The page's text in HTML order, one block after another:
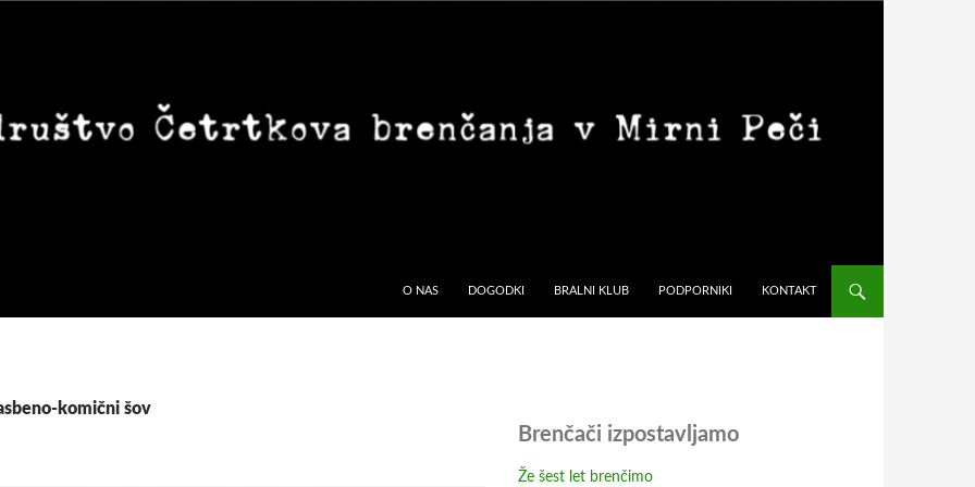
O NAS DOGODKI BRALNI KLUB PODPORNIKI KONTAKT
komični šov
Brenčači izpostavljamo
Že šest let brenčimo